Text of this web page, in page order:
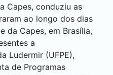
Capes, conduziu as
ao longo dos dias
da Capes, em Brasília,
a
Ludermir (UFPE),
de Programas